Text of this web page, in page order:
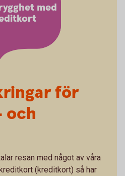
för
och
resan med något av våra
(kreditkort) så har
med